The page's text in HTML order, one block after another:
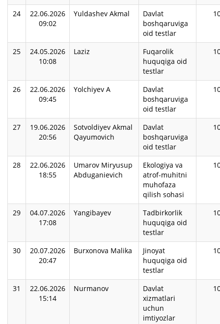
24
22.06.2026
09:02
Yuldashev Akmal
Davlat
boshqaruviga
oid testlar
25
24.05.2026
10:08
Laziz
Fuqarolik
huquqiga oid
testlar
26
22.06.2026
09:45
Yolchiyev A
Davlat
boshqaruviga
oid testlar
27
19.06.2026
20:56
Sotvoldiyev Akmal
Qayumovich
Davlat
boshqaruviga
oid testlar
28
22.06.2026
18:55
Umarov Miryusup
Abduganievich
Ekologiya va
atrof-muhitni
muhofaza
qilish sohasi
29
04.07.2026
17:08
Yangibayev
Tadbirkorlik
huquqiga oid
testlar
30
20.07.2026
20:47
Burxonova Malika
Jinoyat
huquqiga oid
testlar
31
22.06.2026
15:14
Nurmanov
Davlat
xizmatlari
uchun
imtiyozlar